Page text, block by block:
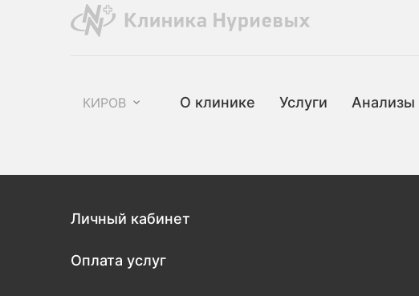
КИРОВ О клинике Услуги Анализы
Личный кабинет
Оплата услуг